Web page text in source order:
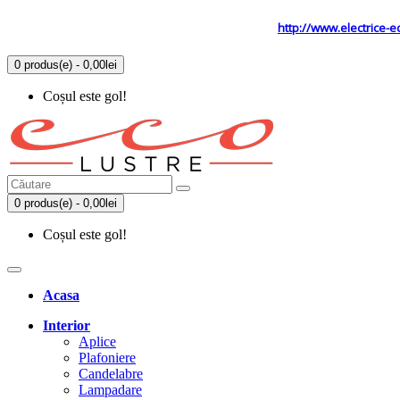
http://www.electrice-
0 produs(e) - 0,00lei
Coșul este gol!
0 produs(e) - 0,00lei
Coșul este gol!
Acasa
Interior
Aplice
Plafoniere
Candelabre
Lampadare